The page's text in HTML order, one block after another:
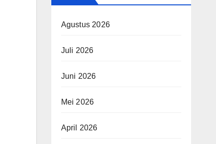
Agustus 2026
Juli 2026
Juni 2026
Mei 2026
April 2026